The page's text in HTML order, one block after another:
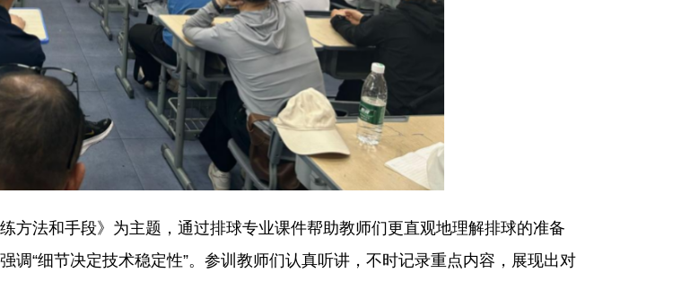
法和手段》为主题，通过排球专业课件帮助教师们更直观地理解排球的准备
“细节决定技术稳定性”。参训教师们认真听讲，不时记录重点内容，展现出对